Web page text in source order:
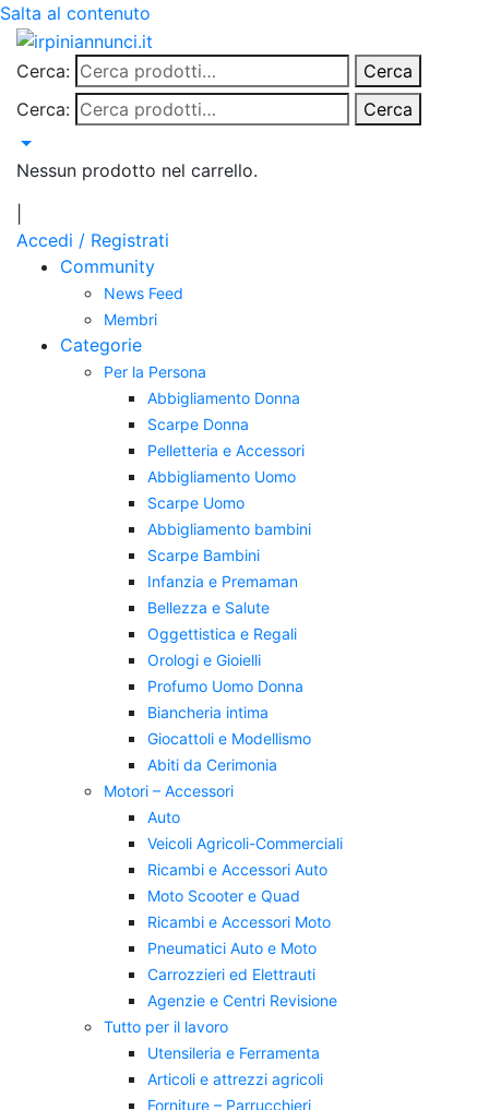
Salta al contenuto
Cerca:
Cerca
Cerca:
Cerca
Nessun prodotto nel carrello.
Accedi / Registrati
Community
News Feed
Membri
Categorie
Per la Persona
Abbigliamento Donna
Scarpe Donna
Pelletteria e Accessori
Abbigliamento Uomo
Scarpe Uomo
Abbigliamento bambini
Scarpe Bambini
Infanzia e Premaman
Bellezza e Salute
Oggettistica e Regali
Orologi e Gioielli
Profumo Uomo Donna
Biancheria intima
Giocattoli e Modellismo
Abiti da Cerimonia
Motori – Accessori
Auto
Veicoli Agricoli-Commerciali
Ricambi e Accessori Auto
Moto Scooter e Quad
Ricambi e Accessori Moto
Pneumatici Auto e Moto
Carrozzieri ed Elettrauti
Agenzie e Centri Revisione
Tutto per il lavoro
Utensileria e Ferramenta
Articoli e attrezzi agricoli
Forniture – Parrucchieri